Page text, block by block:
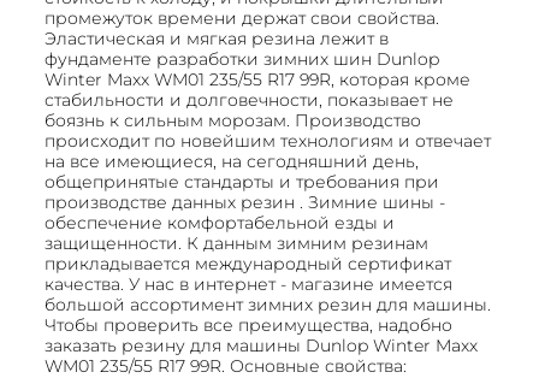
промежуток времени держат свои свойства.
Эластическая и мягкая резина лежит в
фундаменте разработки зимних шин Dunlop
Winter Maxx WM01 235/55 R17 99R, которая кроме
стабильности и долговечности, показывает не
боязнь к сильным морозам. Производство
происходит по новейшим технологиям и отвечает
на все имеющиеся, на сегодняшний день,
общепринятые стандарты и требования при
производстве данных резин . Зимние шины -
обеспечение комфортабельной езды и
защищенности. К данным зимним резинам
прикладывается международный сертификат
качества. У нас в интернет - магазине имеется
большой ассортимент зимних резин для машины.
Чтобы проверить все преимущества, надобно
заказать резину для машины Dunlop Winter Maxx
WM01 235/55 R17 99R. Основные свойства: